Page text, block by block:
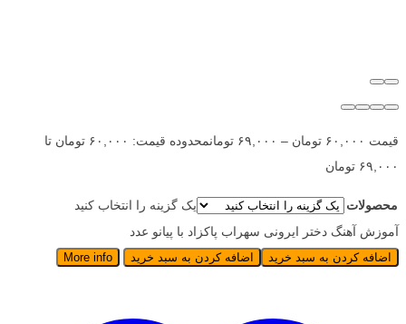
قیمت ۶۰,۰۰۰ تومان – ۶۹,۰۰۰ تومان
محدوده قیمت: ۶۰,۰۰۰ تومان تا
۶۹,۰۰۰ تومان
محصولات
یک گزینه را انتخاب کنید
آموزش آهنگ دختر ایرونی سهراب پاکزاد با پیانو عدد
اضافه کردن به سبد خرید اضافه کردن به سبد خرید More info